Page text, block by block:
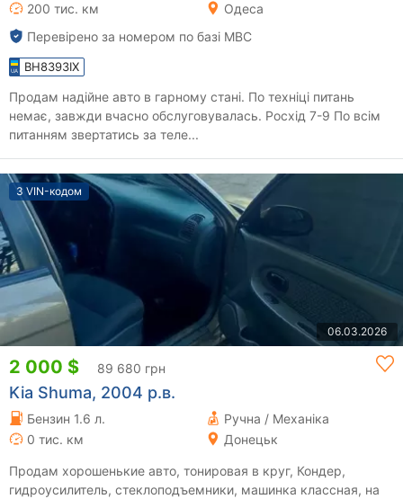
200 тис. км
Одеса
Перевірено за номером по базі МВС
BH8393IX
Продам надійне авто в гарному стані. По техніці питань
немає, завжди вчасно обслуговувалась. Росхід 7-9 По всім
питанням звертатись за теле...
З VIN-кодом
06.03.2026
2 000 $ 89 680 грн
Kia Shuma, 2004 р.в.
Бензин 1.6 л.
Ручна / Механіка
0 тис. км
Донецьк
Продам хорошенькие авто, тонировая в круг, Кондер,
гидроусилитель, стеклоподъемники, машинка классная, на